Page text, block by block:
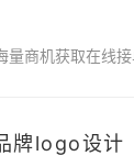
量商机获取在线
牌logo设计